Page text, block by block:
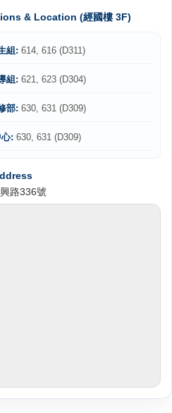
& Location (經國樓 3F)
組: 614, 616 (D311)
組: 621, 623 (D304)
部: 630, 631 (D309)
: 630, 631 (D309)
路336號